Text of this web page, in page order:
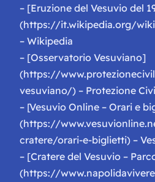
– [Eruzione del Vesuvio del
(https://it.wikipedia.org/
– Wikipedia
– [Osservatorio Vesuviano]
(https://
vesuviano/) – Protezione
– [Vesuvio Online – Orari e
(https://
cratere/orari-e-biglietti) –
– [Cratere del Vesuvio –
(https://